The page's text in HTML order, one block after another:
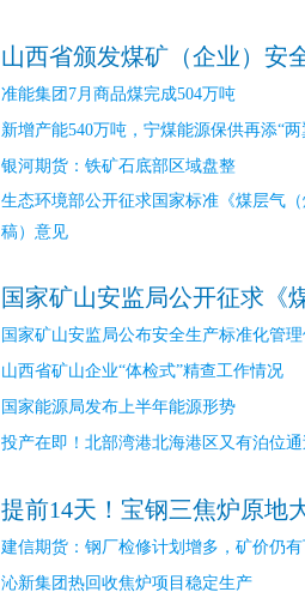
山西省颁发煤矿（企业）安
准能集团7月商品煤完成504万吨
新增产能540万吨，宁煤能源保供再添“两
银河期货：铁矿石底部区域盘整
生态环境部公开征求国家标准《煤层气
稿）意见
国家矿山安监局公开征求《
国家矿山安监局公布安全生产标准化管
山西省矿山企业“体检式”精查工作情况
国家能源局发布上半年能源形势
投产在即！北部湾港北海港区又有泊位
提前14天！宝钢三焦炉原地
建信期货：钢厂检修计划增多，矿价仍
沁新集团热回收焦炉项目稳定生产